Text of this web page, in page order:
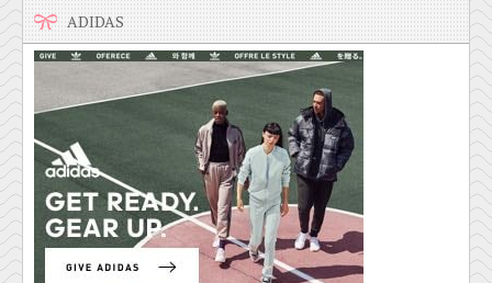
ADIDAS